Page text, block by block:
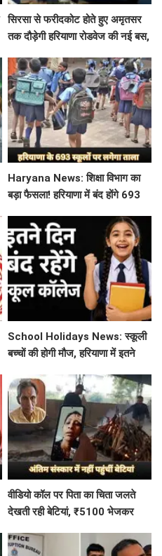
सिरसा से फरीदकोट होते हुए अमृतसर
तक दौड़ेगी हरियाणा रोडवेज की नई बस,
Haryana News: शिक्षा विभाग का
बड़ा फैसला! हरियाणा में बंद होंगे 693
School Holidays News: स्कूली
बच्चों की होगी मौज, हरियाणा में इतने
वीडियो कॉल पर पिता का चिता जलते
देखती रही बेटियां, ₹5100 भेजकर